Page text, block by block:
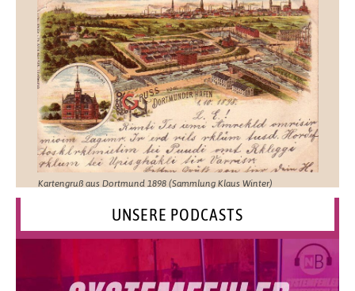
Kartengruß aus Dortmund 1898 (Sammlung Klaus Winter)
UNSERE PODCASTS